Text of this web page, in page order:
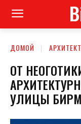
ДОМОЙ
ОТ
УЛИЦЫ